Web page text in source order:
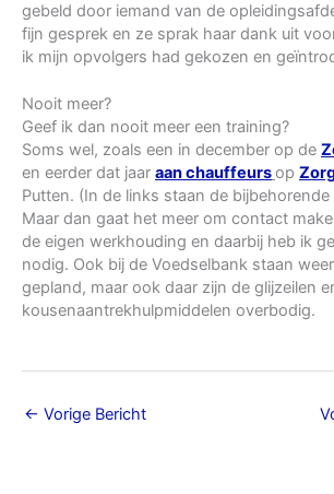
gebeld door iemand van de
fijn gesprek en ze sprak haar dank uit
ik mijn opvolgers had gekozen en
Nooit meer?
Geef ik dan nooit meer een training?
Soms wel, zoals een in december op de
en eerder dat jaar aan chauffeursop
Putten. (In de links staan de bijbehorende
Maar dan gaat het meer om contact
de eigen werkhouding en daarbij heb ik
nodig. Ook bij de Voedselbank staan
gepland, maar ook daar zijn de glijzeilen
kousenaantrekhulpmiddelen overbodig.
← Vorige Bericht